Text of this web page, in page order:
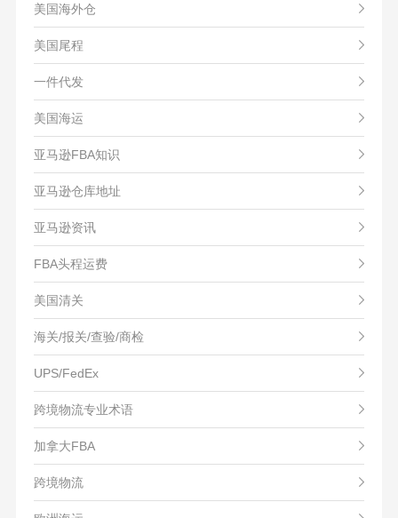
美国海外仓
美国尾程
一件代发
美国海运
亚马逊FBA知识
亚马逊仓库地址
亚马逊资讯
FBA头程运费
美国清关
海关/报关/查验/商检
UPS/FedEx
跨境物流专业术语
加拿大FBA
跨境物流